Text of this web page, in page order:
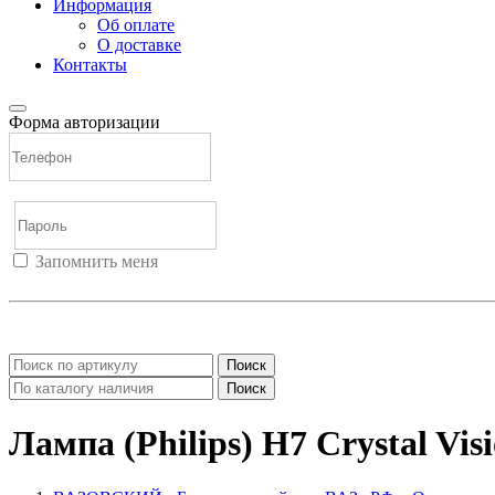
Информация
Об оплате
О доставке
Контакты
Форма авторизации
Запомнить меня
Поиск
Поиск
Лампа (Philips) H7 Crystal